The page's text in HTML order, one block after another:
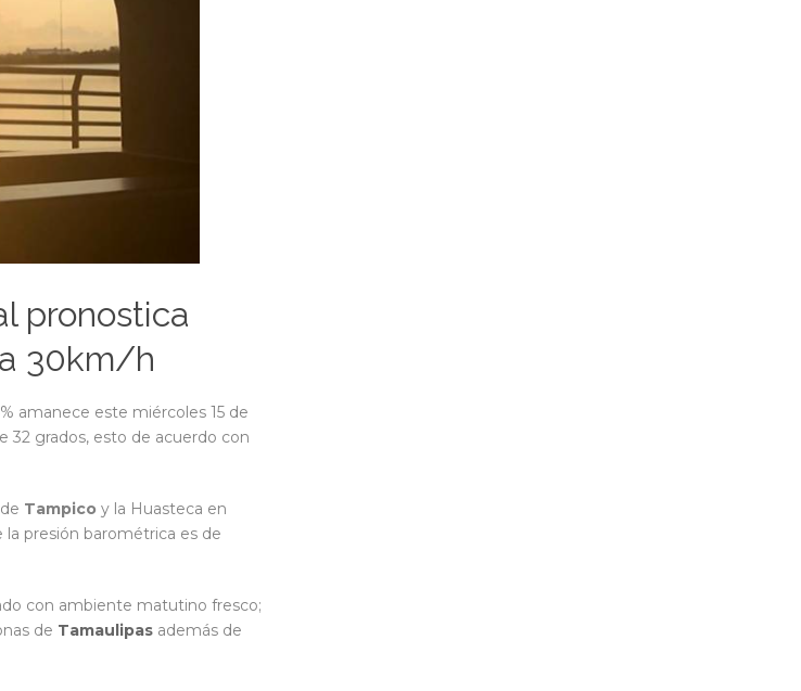
pronostica
30km/h
amanece este miércoles 15 de
32 grados, esto de acuerdo con
Tampico y la Huasteca en
presión barométrica es de
con ambiente matutino fresco;
de Tamaulipas además de